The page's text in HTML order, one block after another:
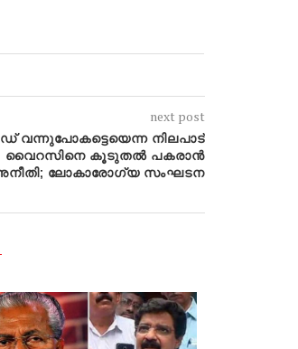
next post
വന്നുപോകട്ടെയെന്ന നിലപാട്
വൈറസിനെ കൂടുതല്‍ പകരാന്‍
ലോകാരോഗ്യ സംഘടന